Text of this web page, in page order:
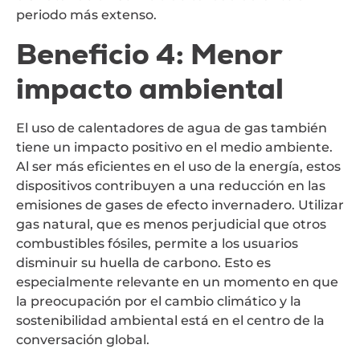
periodo más extenso.
Beneficio 4: Menor
impacto ambiental
El uso de calentadores de agua de gas también
tiene un impacto positivo en el medio ambiente.
Al ser más eficientes en el uso de la energía, estos
dispositivos contribuyen a una reducción en las
emisiones de gases de efecto invernadero. Utilizar
gas natural, que es menos perjudicial que otros
combustibles fósiles, permite a los usuarios
disminuir su huella de carbono. Esto es
especialmente relevante en un momento en que
la preocupación por el cambio climático y la
sostenibilidad ambiental está en el centro de la
conversación global.